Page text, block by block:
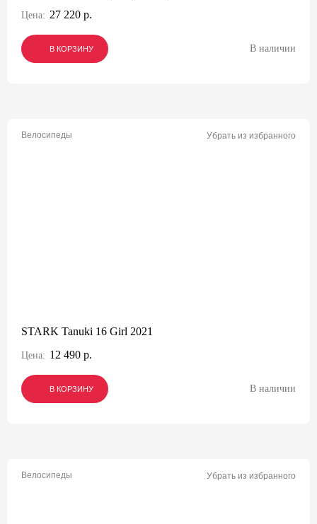
Цена: 27 220 р.
В КОРЗИНУ
В КОРЗИНУ
В КОРЗИНУ В наличии
Велосипеды Убрать из избранного
STARK Tanuki 16 Girl 2021
Цена: 12 490 р.
В КОРЗИНУ
В КОРЗИНУ
В КОРЗИНУ В наличии
Велосипеды Убрать из избранного